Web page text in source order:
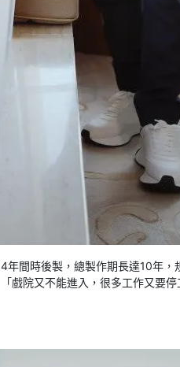
間時後製，總製作期長達10年
戲院又不能進入，很多工作又要